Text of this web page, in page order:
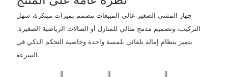
جهاز المشي الصغير عالي المبيعات مصمم بميزات مبتكرة، سهل
التركيب، وتصميم مدمج مثالي للمنازل أو الصالات الرياضية الصغيرة.
يتميز بنظام إمالة تلقائي بلمسة واحدة وخاصية التحكم الذكي في
السرعة.